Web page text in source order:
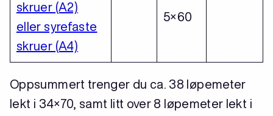
skruer (A2)
eller syrefaste
skruer (A4)
5×60
Oppsummert trenger du ca. 38 løpemeter
lekt i 34×70, samt litt over 8 løpemeter lekt i